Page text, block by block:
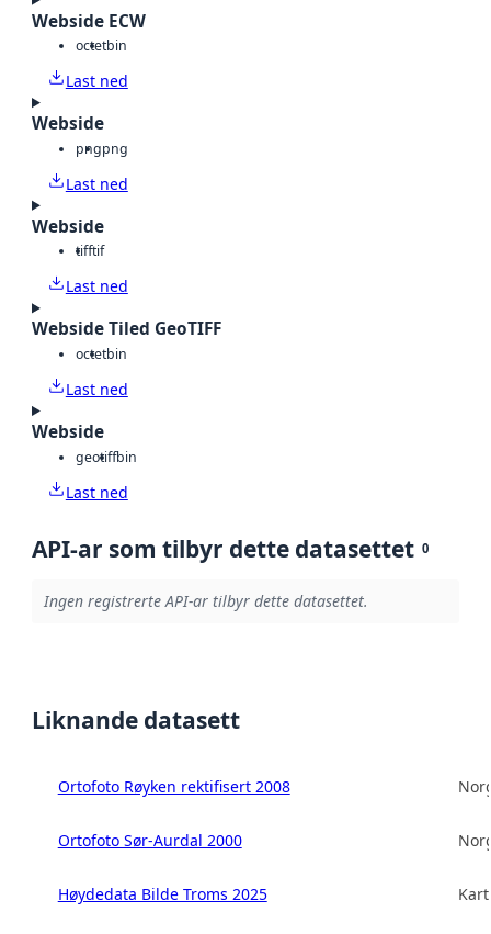
Webside ECW
octetbin
Last ned
Webside
pngpng
Last ned
Webside
tifftif
Last ned
Webside Tiled GeoTIFF
octetbin
Last ned
Webside
geotiffbin
Last ned
API-ar som tilbyr dette datasettet 0
Ingen registrerte API-ar tilbyr dette datasettet.
Liknande datasett
Ortofoto Røyken rektifisert 2008
Ortofoto Sør-Aurdal 2000
Høydedata Bilde Troms 2025